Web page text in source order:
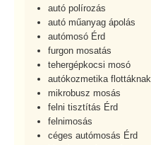
autó polírozás
autó műanyag ápolás
autómosó Érd
furgon mosatás
tehergépkocsi mosó
autókozmetika flottáknak
mikrobusz mosás
felni tisztítás Érd
felnimosás
céges autómosás Érd